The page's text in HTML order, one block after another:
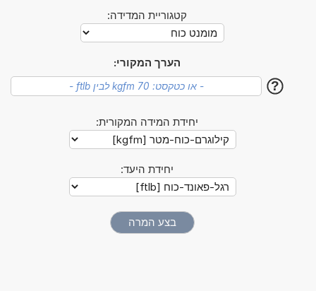
קטגוריית המדידה:
הערך המקורי:
?
יחידת המידה המקורית:
יחידת היעד: